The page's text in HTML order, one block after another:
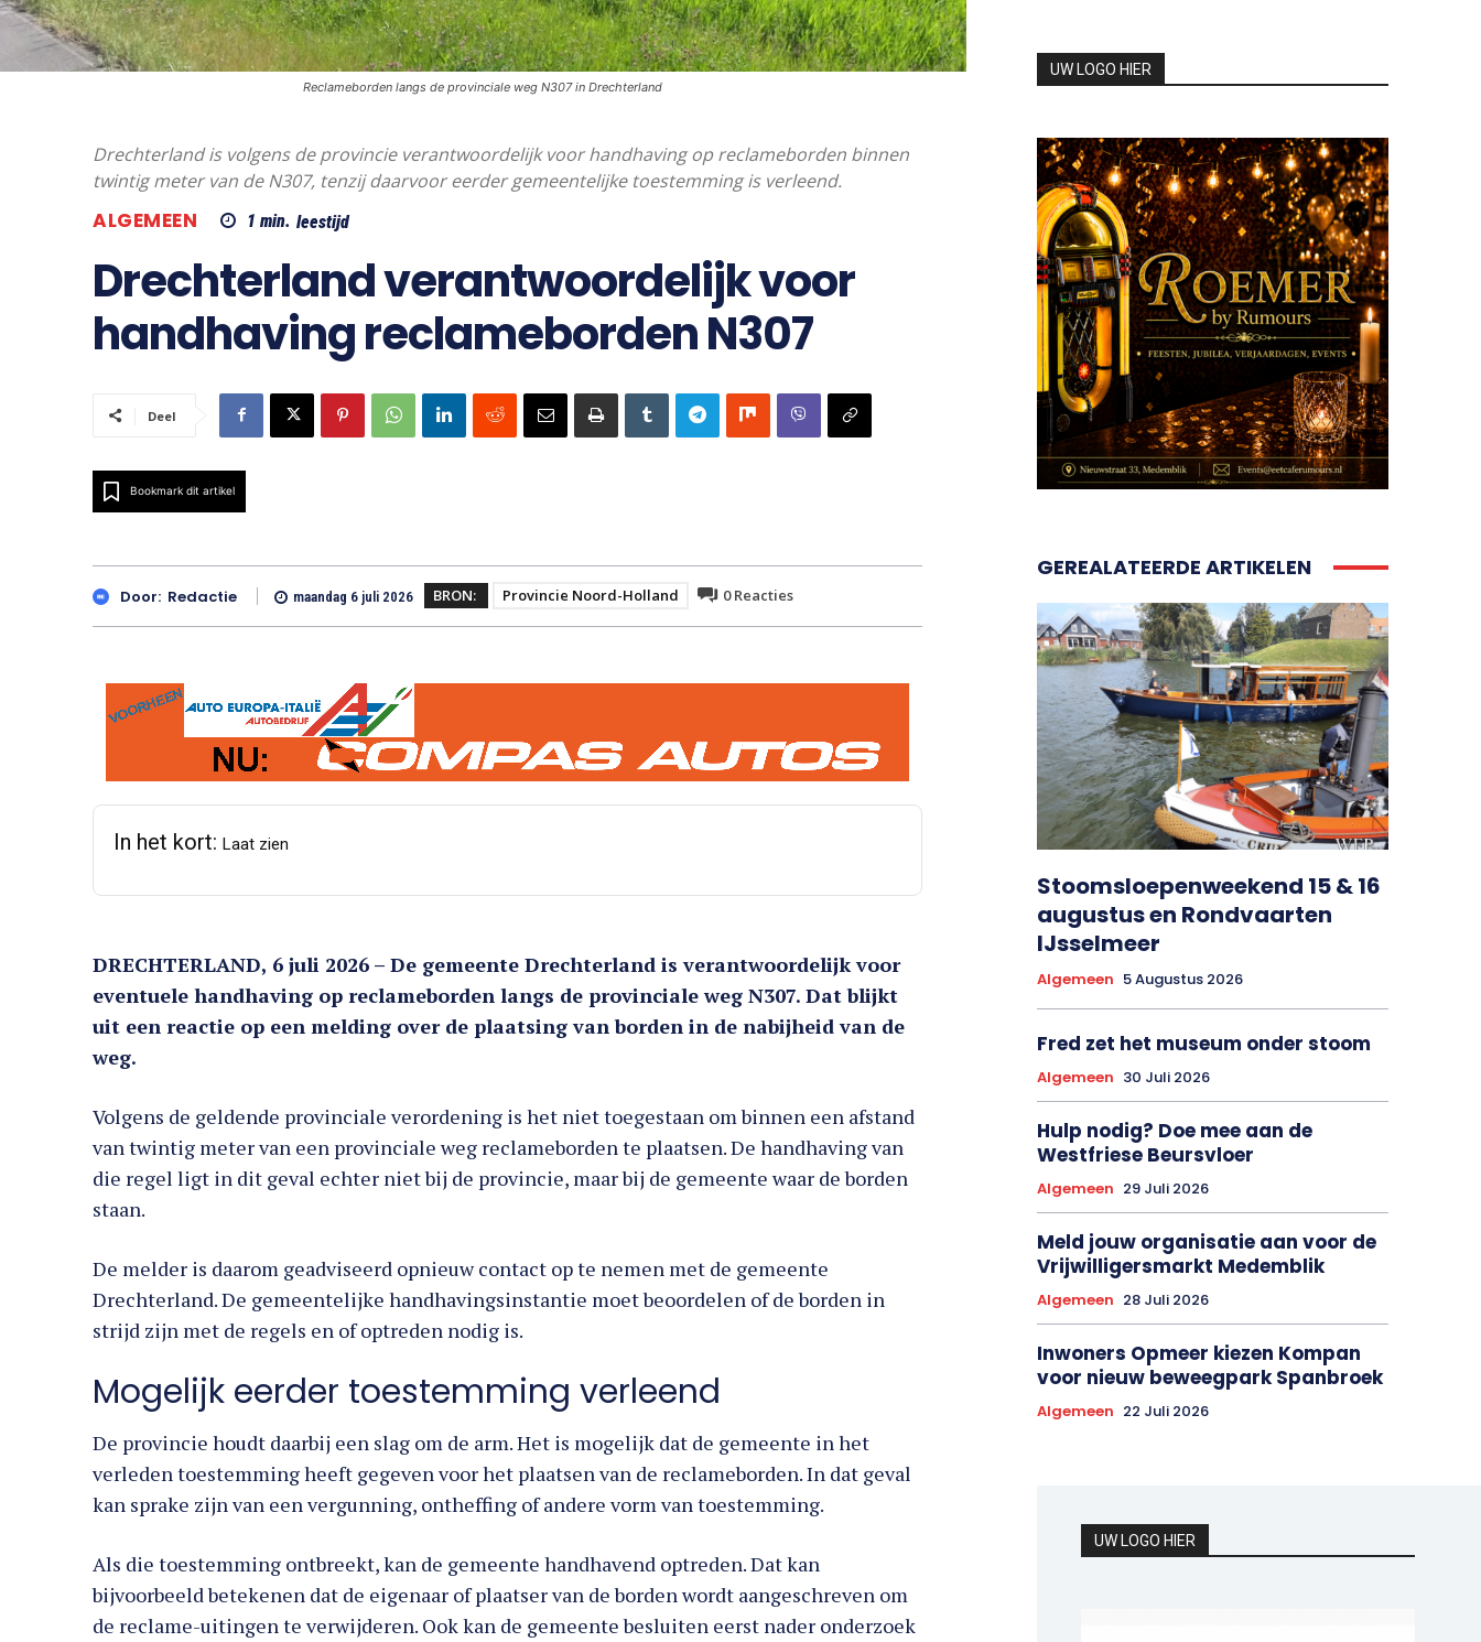
Reclameborden langs de provinciale weg N307 in Drechterland
Drechterland is volgens de provincie verantwoordelijk voor handhaving op reclameborden binnen
twintig meter van de N307, tenzij daarvoor eerder gemeentelijke toestemming is verleend.
ALGEMEEN 1 min. leestijd
Drechterland verantwoordelijk voor
handhaving reclameborden N307
Deel
Bookmark dit artikel
Door: Redactie maandag 6 juli 2026 BRON: Provincie Noord-Holland 0Reacties
In het kort: Laat zien
DRECHTERLAND, 6 juli 2026 – De gemeente Drechterland is verantwoordelijk voor
eventuele handhaving op reclameborden langs de provinciale weg N307. Dat blijkt
uit een reactie op een melding over de plaatsing van borden in de nabijheid van de
weg.
Volgens de geldende provinciale verordening is het niet toegestaan om binnen een afstand
van twintig meter van een provinciale weg reclameborden te plaatsen. De handhaving van
die regel ligt in dit geval echter niet bij de provincie, maar bij de gemeente waar de borden
staan.
De melder is daarom geadviseerd opnieuw contact op te nemen met de gemeente
Drechterland. De gemeentelijke handhavingsinstantie moet beoordelen of de borden in
strijd zijn met de regels en of optreden nodig is.
Mogelijk eerder toestemming verleend
De provincie houdt daarbij een slag om de arm. Het is mogelijk dat de gemeente in het
verleden toestemming heeft gegeven voor het plaatsen van de reclameborden. In dat geval
kan sprake zijn van een vergunning, ontheffing of andere vorm van toestemming.
Als die toestemming ontbreekt, kan de gemeente handhavend optreden. Dat kan
bijvoorbeeld betekenen dat de eigenaar of plaatser van de borden wordt aangeschreven om
de reclame-uitingen te verwijderen. Ook kan de gemeente besluiten eerst nader onderzoek
UW LOGO HIER
GEREALATEERDE ARTIKELEN
Stoomsloepenweekend 15 & 16
augustus en Rondvaarten
IJsselmeer
Algemeen 5 Augustus 2026
Fred zet het museum onder stoom
Algemeen 30 Juli 2026
Hulp nodig? Doe mee aan de
Westfriese Beursvloer
Algemeen 29 Juli 2026
Meld jouw organisatie aan voor de
Vrijwilligersmarkt Medemblik
Algemeen 28 Juli 2026
Inwoners Opmeer kiezen Kompan
voor nieuw beweegpark Spanbroek
Algemeen 22 Juli 2026
UW LOGO HIER